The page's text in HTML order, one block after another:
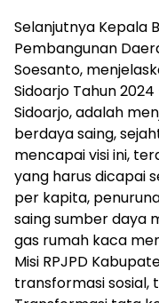
Selanjutnya Kepala
Pembangunan
Soesanto,
Sidoarjo Tahun 2024
Sidoarjo, adalah
berdaya saing,
mencapai visi ini,
yang harus dicapai
per kapita,
saing sumber daya
gas rumah kaca
Misi RPJPD
transformasi sosial,